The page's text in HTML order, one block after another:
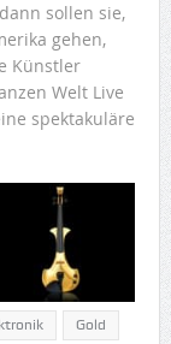
sollen sie,
gehen,
Künstler
Welt Live
spektakuläre
Gold